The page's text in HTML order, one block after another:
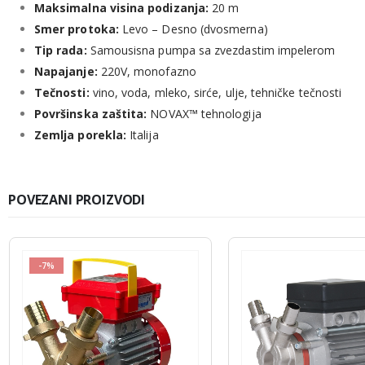
Maksimalna visina podizanja: 20 m
Smer protoka: Levo – Desno (dvosmerna)
Tip rada: Samousisna pumpa sa zvezdastim impelerom
Napajanje: 220V, monofazno
Tečnosti: vino, voda, mleko, sirće, ulje, tehničke tečnosti
Površinska zaštita: NOVAX™ tehnologija
Zemlja porekla: Italija
POVEZANI PROIZVODI
-7%